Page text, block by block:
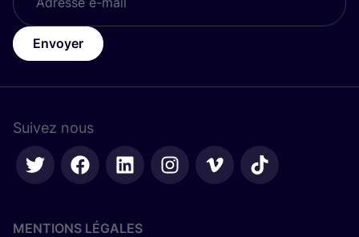
Envoyer
Suivez nous
MENTIONS LÉGALES